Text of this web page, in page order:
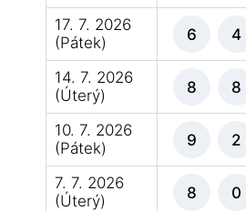
17. 7. 2026
(Pátek)
6 4
14. 7. 2026
(Úterý)
8 8
10. 7. 2026
(Pátek)
9 2
7. 7. 2026
(Úterý)
8 0